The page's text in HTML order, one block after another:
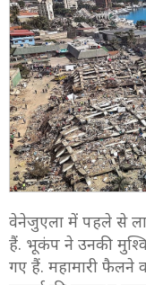
वेनेजुएला में पहले से
हैं. भूकंप ने उनकी
गए हैं. महामारी फैलने